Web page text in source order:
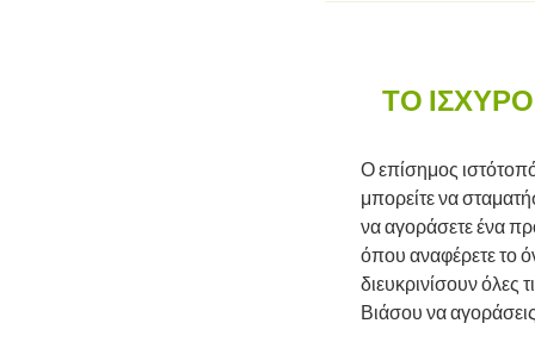
ΤΟ ΙΣΧΥΡΌ
Ο επίσημος
μπορείτε να
να αγοράσετε ένα
όπου αναφέρετε το
διευκρινίσουν όλες
Βιάσου να